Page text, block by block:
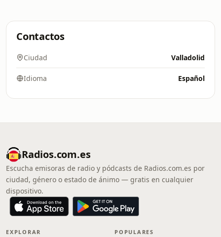
Contactos
Ciudad Valladolid
Idioma Español
Radios.com.es
Escucha emisoras de radio y pódcasts de Radios.com.es por
ciudad, género o estado de ánimo — gratis en cualquier
dispositivo.
EXPLORAR POPULARES